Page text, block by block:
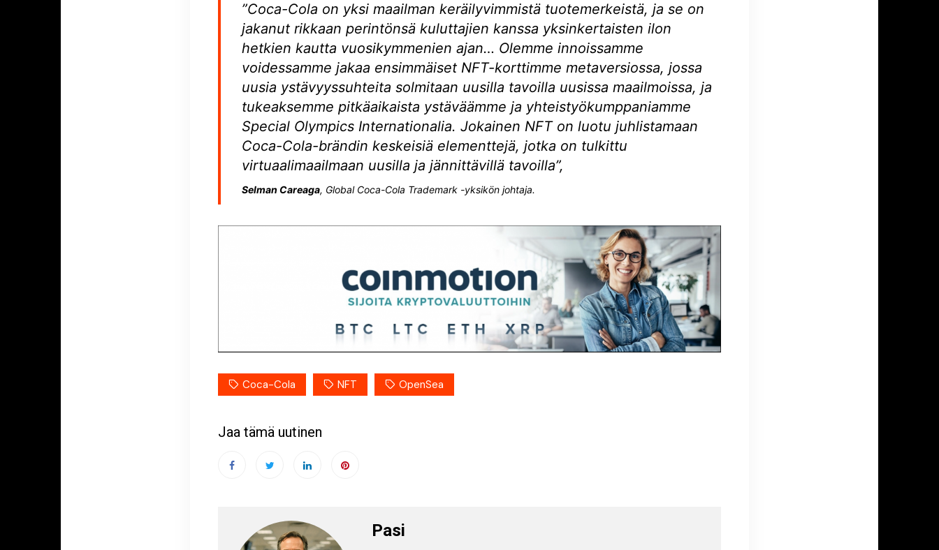
”Coca-Cola on yksi maailman keräilyvimmistä tuotemerkeistä, ja se on
jakanut rikkaan perintönsä kuluttajien kanssa yksinkertaisten ilon
hetkien kautta vuosikymmenien ajan… Olemme innoissamme
voidessamme jakaa ensimmäiset NFT-korttimme metaversiossa, jossa
uusia ystävyyssuhteita solmitaan uusilla tavoilla uusissa maailmoissa, ja
tukeaksemme pitkäaikaista ystäväämme ja yhteistyökumppaniamme
Special Olympics Internationalia. Jokainen NFT on luotu juhlistamaan
Coca-Cola-brändin keskeisiä elementtejä, jotka on tulkittu
virtuaalimaailmaan uusilla ja jännittävillä tavoilla”,
Selman Careaga, Global Coca-Cola Trademark -yksikön johtaja.
Coca-Cola NFT OpenSea
Jaa tämä uutinen
Pasi